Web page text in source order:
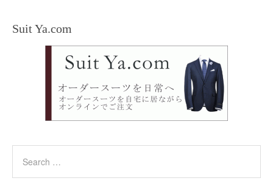
Suit Ya.com